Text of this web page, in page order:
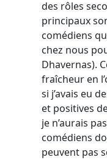
des rôles
principaux
comédiens
chez nous
Dhavernas).
fraîcheur en
si j’avais eu
et positives
je n’aurais
comédiens
peuvent pas